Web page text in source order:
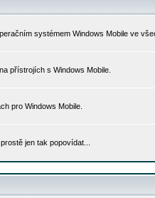
systémem Windows Mobile ve
přístrojích s Windows Mobile.
pro Windows Mobile.
jen tak popovídat...